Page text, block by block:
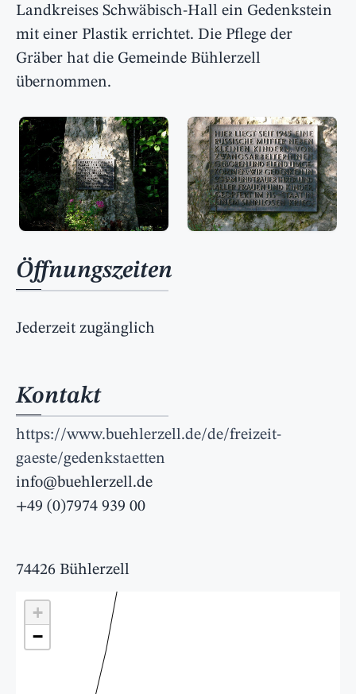
Landkreises Schwäbisch-Hall ein Gedenkstein
mit einer Plastik errichtet. Die Pflege der
Gräber hat die Gemeinde Bühlerzell
übernommen.
Öffnungszeiten
Jederzeit zugänglich
Kontakt
https://www.buehlerzell.de/de/freizeit-
gaeste/gedenkstaetten
info@buehlerzell.de
+49 (0)7974 939 00
74426 Bühlerzell
+
−